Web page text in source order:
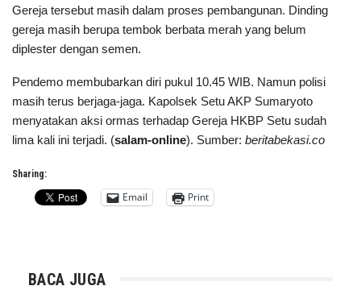
Gereja tersebut masih dalam proses pembangunan. Dinding
gereja masih berupa tembok berbata merah yang belum
diplester dengan semen.
Pendemo membubarkan diri pukul 10.45 WIB. Namun polisi
masih terus berjaga-jaga. Kapolsek Setu AKP Sumaryoto
menyatakan aksi ormas terhadap Gereja HKBP Setu sudah
lima kali ini terjadi. (salam-online). Sumber: beritabekasi.co
Sharing:
Email Print
BACA JUGA